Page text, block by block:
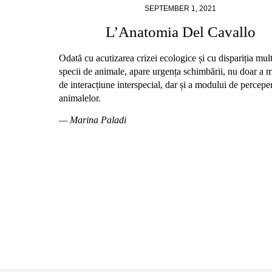
SEPTEMBER 1, 2021
L’Anatomia Del Cavallo
Odată cu acutizarea crizei ecologice și cu dispariția
specii de animale, apare urgența schimbării, nu doar a
de interacțiune interspecial, dar și a modului de
animalelor.
— Marina Paladi